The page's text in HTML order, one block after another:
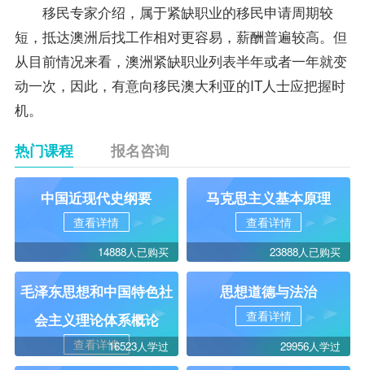
移民专家介绍，属于紧缺职业的移民申请周期较
短，抵达澳洲后找工作相对更容易，薪酬普遍较高。但
从目前情况来看，澳洲紧缺职业列表半年或者一年就变
动一次，因此，有意向移民澳大利亚的IT人士应把握时
机。
热门课程 报名咨询
中国近现代史纲要
查看详情
14888人已购买
马克思主义基本原理
查看详情
23888人已购买
毛泽东思想和中国特色社
会主义理论体系概论
查看详情16523人学过
思想道德与法治
查看详情
29956人学过